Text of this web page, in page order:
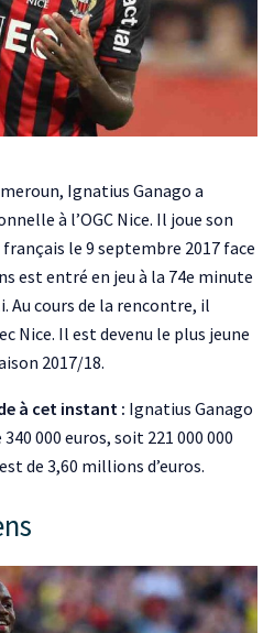
Ignatius Ganago a
à l’OGC Nice. Il joue son
le 9 septembre 2017 face
est entré en jeu à la 74e minute
Au cours de la rencontre, il
Nice. Il est devenu le plus jeune
2017/18.
à cet instant : Ignatius Ganago
000 euros, soit 221 000 000
de 3,60 millions d’euros.